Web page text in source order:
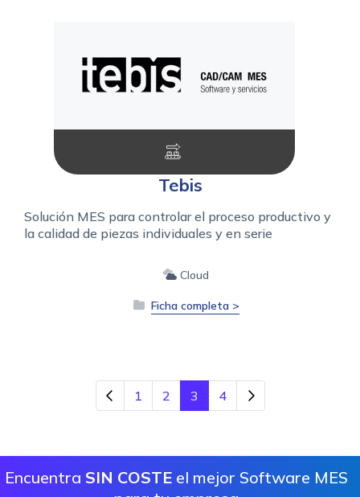
Tebis
Solución MES para controlar el proceso productivo y
la calidad de piezas individuales y en serie
Cloud
Ficha completa >
1 2 3 4
Encuentra SIN COSTEel mejor Software MES